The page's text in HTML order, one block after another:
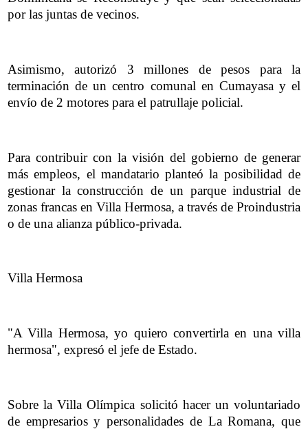
por las juntas de vecinos.
Asimismo, autorizó 3 millones de pesos para la
terminación de un centro comunal en Cumayasa y el
envío de 2 motores para el patrullaje policial.
Para contribuir con la visión del gobierno de generar
más empleos, el mandatario planteó la posibilidad de
gestionar la construcción de un parque industrial de
zonas francas en Villa Hermosa, a través de Proindustria
o de una alianza público-privada.
Villa Hermosa
"A Villa Hermosa, yo quiero convertirla en una villa
hermosa", expresó el jefe de Estado.
Sobre la Villa Olímpica solicitó hacer un voluntariado
de empresarios y personalidades de La Romana, que